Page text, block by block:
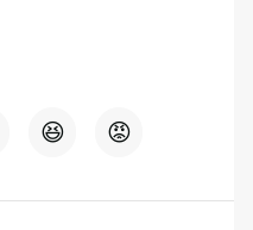
😆 😡